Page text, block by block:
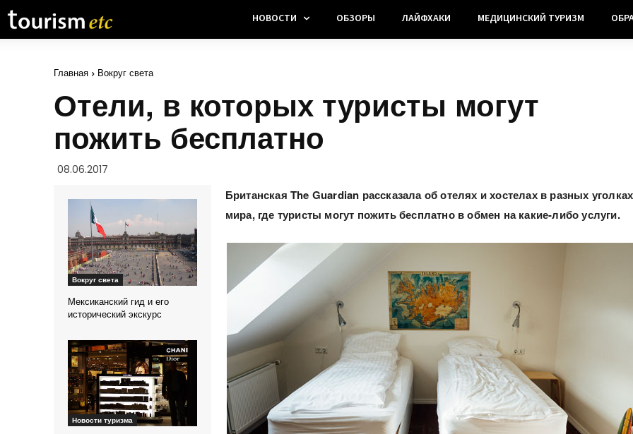
НОВОСТИ ОБЗОРЫ ЛАЙФХАКИ МЕДИЦИНСКИЙ ТУРИЗМ
Главная Вокруг света
Отели, в которых туристы могут
пожить бесплатно
08.06.2017
Вокруг света
Мексиканский гид и его
исторический экскурс
Новости туризма
Британская The Guardian рассказала об отелях и хостелах в разных уголках
мира, где туристы могут пожить бесплатно в обмен на какие-либо услуги.